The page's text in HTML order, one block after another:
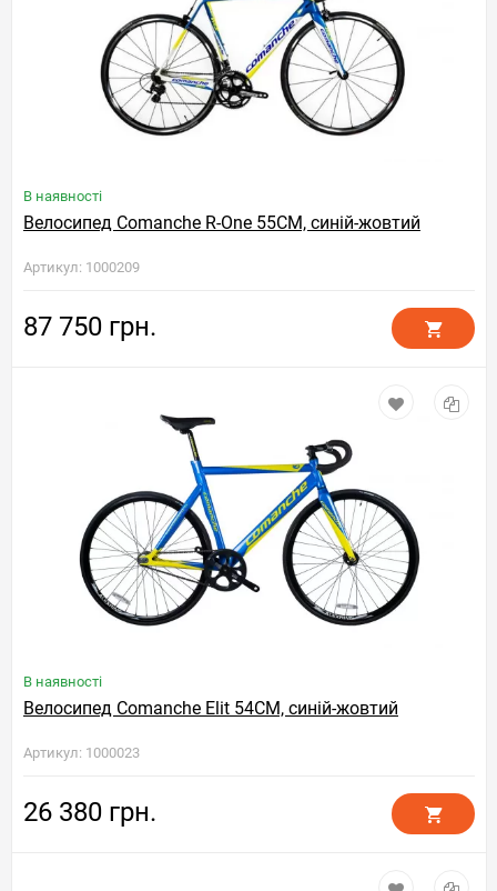
В наявності
Велосипед Comanche R-One 55CM, синій-жовтий
Артикул: 1000209
87 750 грн.
В наявності
Велосипед Comanche Elit 54CM, синій-жовтий
Артикул: 1000023
26 380 грн.